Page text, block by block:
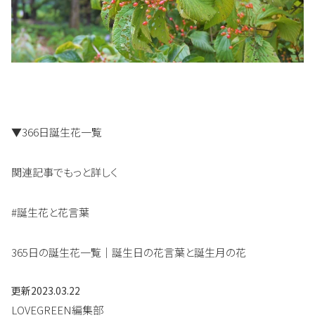
▼366日誕生花一覧
関連記事でもっと詳しく
#誕生花と花言葉
365日の誕生花一覧｜誕生日の花言葉と誕生月の花
更新2023.03.22
LOVEGREEN編集部